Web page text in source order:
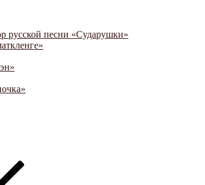
русской песни «Сударушки»